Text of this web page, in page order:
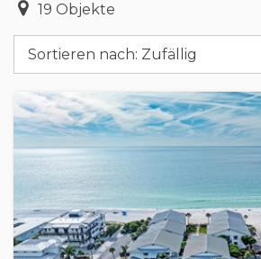
19 Objekte
Sortieren nach: Zufällig